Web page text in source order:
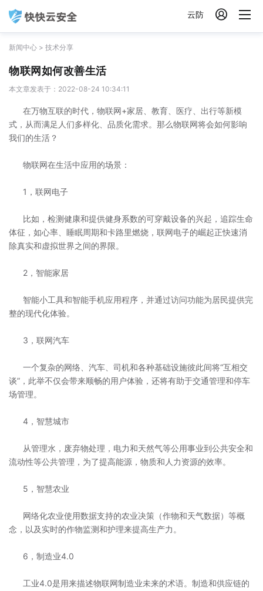
云防 
新闻中心 > 技术分享
物联网如何改善生活
本文章发表于：2022-08-24 10:34:11
在万物互联的时代，物联网+家居、教育、医疗、出行等新模
式，从而满足人们多样化、品质化需求。那么物联网将会如何影响
我们的生活？
物联网在生活中应用的场景：
1，联网电子
比如，检测健康和提供健身系数的可穿戴设备的兴起，追踪生命
体征，如心率、睡眠周期和卡路里燃烧，联网电子的崛起正快速消
除真实和虚拟世界之间的界限。
2，智能家居
智能小工具和智能手机应用程序，并通过访问功能为居民提供完
整的现代化体验。
3，联网汽车
一个复杂的网络、汽车、司机和各种基础设施彼此间将“互相交
谈”，此举不仅会带来顺畅的用户体验，还将有助于交通管理和停车
场管理。
4，智慧城市
从管理水，废弃物处理，电力和天然气等公用事业到公共安全和
流动性等公共管理，为了提高能源，物质和人力资源的效率。
5，智慧农业
网络化农业使用数据支持的农业决策（作物和天气数据）等概
念，以及实时的作物监测和护理来提高生产力。
6，制造业4.0
工业4.0是用来描述物联网制造业未来的术语。制造和供应链的